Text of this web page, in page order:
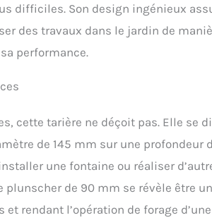
difficiles. Son design ingénieux
des travaux dans le jardin de
performance.
cette tarière ne déçoit pas. Elle se
de 145 mm sur une profondeur
une fontaine ou réaliser
plunscher de 90 mm se révèle être
rendant l’opération de forage